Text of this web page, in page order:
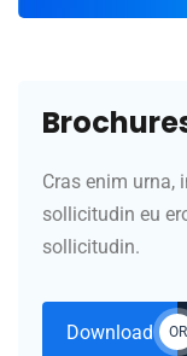
Cras enim urna,
sollicitudin eu
sollicitudin.
Download OR